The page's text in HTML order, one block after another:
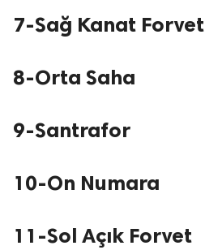
7-Sağ Kanat Forvet
8-Orta Saha
9-Santrafor
10-On Numara
11-Sol Açık Forvet